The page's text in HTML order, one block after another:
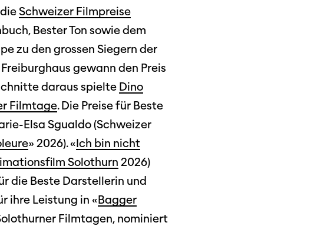
Cinetour
«Panorama Suisse»
Locarno
filmo
Schweizer Filmpreise
Bester Ton sowie dem
zu den grossen Siegern der
gewann den Preis
daraus spielte Dino
Filmtage. Die Preise für Beste
Elsa Sgualdo (Schweizer
» 2026). «Ich bin nicht
Solothurn 2026)
die Beste Darstellerin und
ihre Leistung in «Bagger
Filmtagen, nominiert